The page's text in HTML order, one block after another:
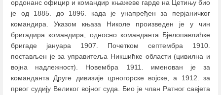
ордонанс официр и командир књажеве гарде на Цетињу био
је од 1885. до 1896. када је унапређен за перјаничког
командира. Указом књаза Николе произведен је у чин
бригадира командира, односно команданта Бјелопавлићке
бригаде јануара 1907. Почетком септембра 1910.
постављен је за управитеља Никшићке области (цивилна и
војна надлежност). Новембра 1911. именован је за
команданта Друге дивизије црногорске војске, а 1912. за
првог судију Великог војног суда. Био је члан Ратног савјета